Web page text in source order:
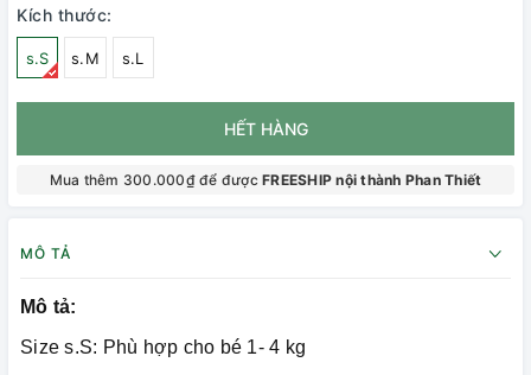
Kích thước:
s.S s.M s.L
HẾT HÀNG
Mua thêm 300.000₫ để đượcFREESHIP nội thành Phan Thiết
MÔ TẢ
Mô tả:
Size s.S: Phù hợp cho bé 1- 4 kg